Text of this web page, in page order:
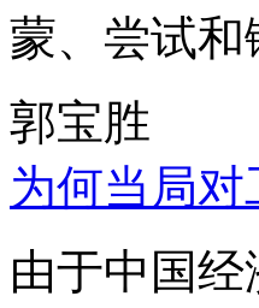
蒙、尝试和
郭宝胜
为何当局
由于中国